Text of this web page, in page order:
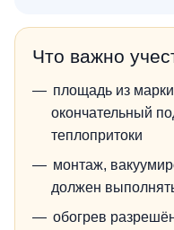
Что важно
площадь из
окончательный
теплопритоки
монтаж,
должен
обогрев